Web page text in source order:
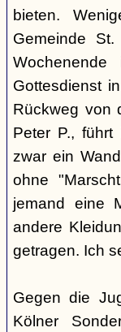
bieten.
Gemeinde
Gottesdienst
Rückweg von
Peter P.,
zwar ein
ohne
jemand eine
andere
getragen. Ich
Gegen die
Kölner